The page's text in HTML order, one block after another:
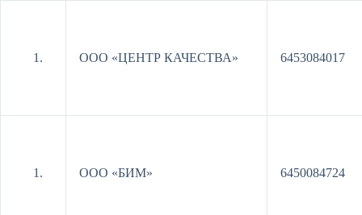
ООО «ЦЕНТР КАЧЕСТВА» 6453084017
ООО «БИМ» 6450084724